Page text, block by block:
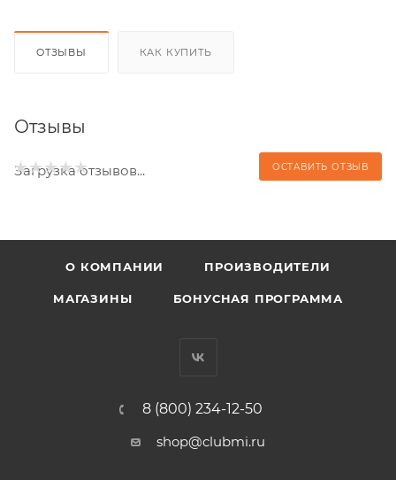
ОТЗЫВЫ КАК КУПИТЬ
Отзывы
ОСТАВИТЬ ОТЗЫВ
Загрузка отзывов...
О КОМПАНИИ ПРОИЗВОДИТЕЛИ
МАГАЗИНЫ БОНУСНАЯ ПРОГРАММА
8 (800) 234-12-50
shop@clubmi.ru